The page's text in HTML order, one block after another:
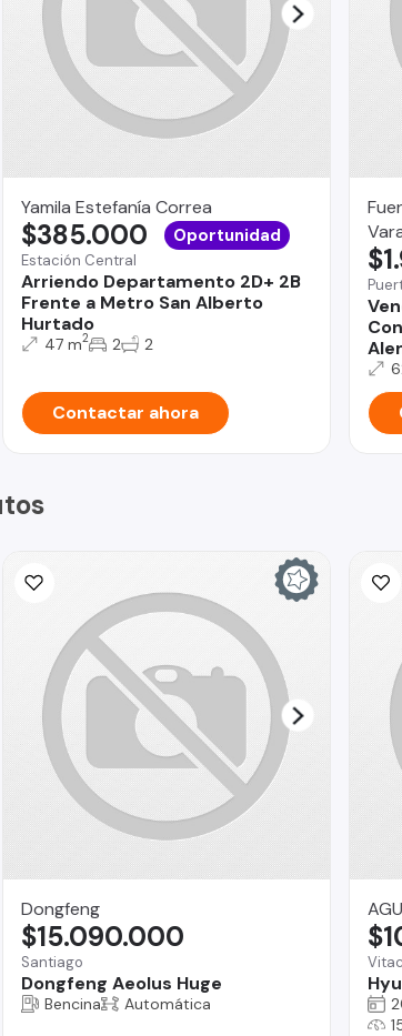
Yamila Estefanía Correa
Estación Central
Arriendo Departamento 2D+ 2B
Frente a Metro San Alberto
Hurtado
$385.000 Oportunidad
47 m2 2 2
Contactar ahora
Dongfeng
Santiago
Dongfeng Aeolus Huge
$15.090.000
Bencina Automática